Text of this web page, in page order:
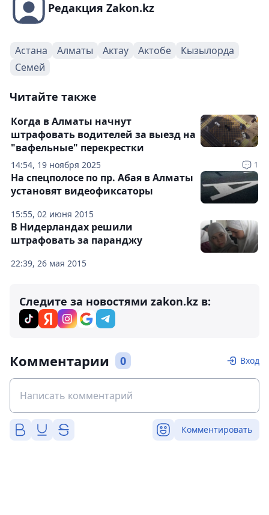
Редакция Zakon.kz
Астана Алматы Актау Актобе
Кызылорда
Семей
Читайте также
14:54, 19 ноября 2025 1
Когда в Алматы начнут
штрафовать водителей за выезд на
"вафельные" перекрестки
15:55, 02 июня 2015
На спецполосе по пр. Абая в Алматы
установят видеофиксаторы
22:39, 26 мая 2015
В Нидерландах решили
штрафовать за паранджу
Следите за новостями zakon.kz в:
Комментарии 0 Вход
Комментировать